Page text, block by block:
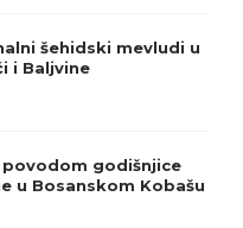
šehidski mevludi u
i Baljvine
godišnjice
u Bosanskom Kobašu